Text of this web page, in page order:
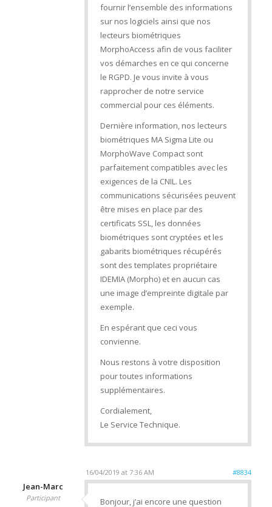
fournir l’ensemble des informations
sur nos logiciels ainsi que nos
lecteurs biométriques
MorphoAccess afin de vous faciliter
vos démarches en ce qui concerne
le RGPD. Je vous invite à vous
rapprocher de notre service
commercial pour ces éléments.
Dernière information, nos lecteurs
biométriques MA Sigma Lite ou
MorphoWave Compact sont
parfaitement compatibles avec les
exigences de la CNIL. Les
communications sécurisées peuvent
être mises en place par des
certificats SSL, les données
biométriques sont cryptées et les
gabarits biométriques récupérés
sont des templates propriétaire
IDEMIA (Morpho) et en aucun cas
une image d’empreinte digitale par
exemple.
En espérant que ceci vous
convienne.
Nous restons à votre disposition
pour toutes informations
supplémentaires.
Cordialement,
Le Service Technique.
16/04/2019 at 7:36 AM #8834
Jean-Marc
Participant Bonjour, j’ai encore une question